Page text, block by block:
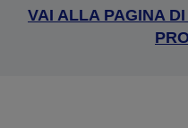
VAI ALLA PAGINA